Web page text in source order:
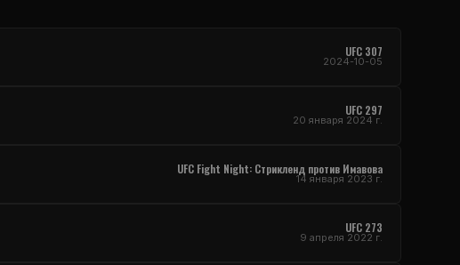
UFC 307
2024-10-05
UFC 297
20 января 2024 г.
UFC Fight Night: Стрикленд против Имавова
14 января 2023 г.
UFC 273
9 апреля 2022 г.